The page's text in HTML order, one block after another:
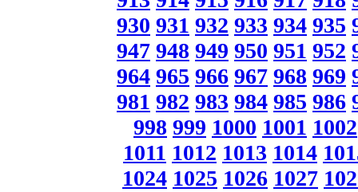
930 931 932 933 934 935
947 948 949 950 951 952
964 965 966 967 968 969
981 982 983 984 985 986
998 999 1000 1001 1002
1011 1012 1013 1014
1024 1025 1026 1027